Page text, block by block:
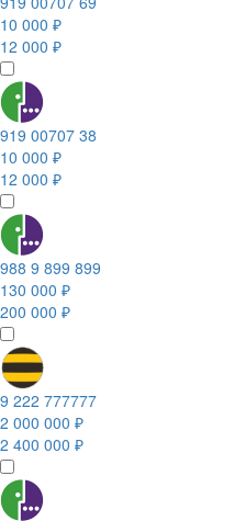
10 000 ₽
12 000 ₽
919 00707 38
10 000 ₽
12 000 ₽
988 9 899 899
130 000 ₽
200 000 ₽
9 222 777777
2 000 000 ₽
2 400 000 ₽